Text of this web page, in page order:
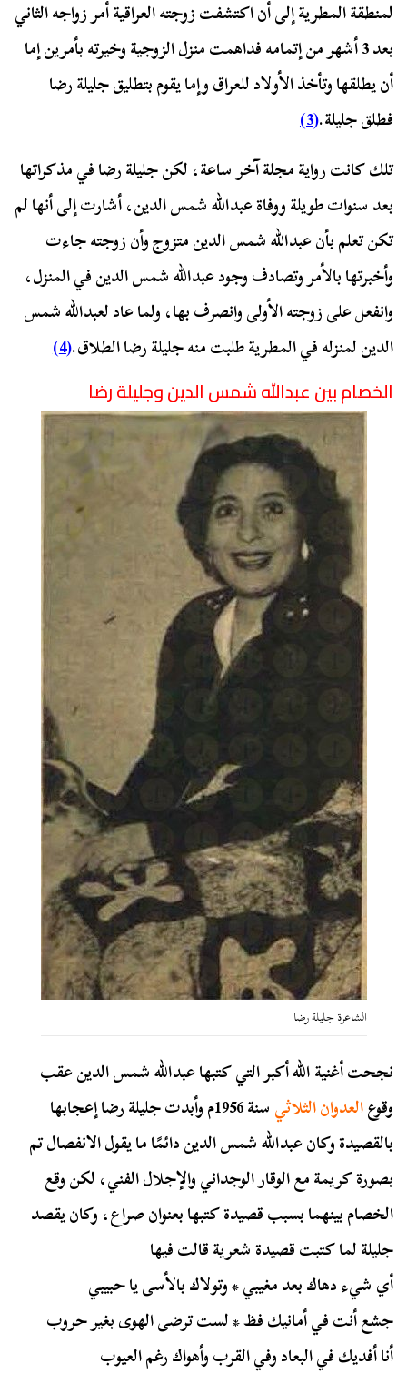
لمنطقة المطرية إلى أن اكتشفت زوجته العراقية أمر زواجه الثاني
بعد 3 أشهر من إتمامه فداهمت منزل الزوجية وخيرته بأمرين إما
أن يطلقها وتأخذ الأولاد للعراق وإما يقوم بتطليق جليلة رضا
فطلق جليلة.(3)
تلك كانت رواية مجلة آخر ساعة، لكن جليلة رضا في مذكراتها
بعد سنوات طويلة ووفاة عبدالله شمس الدين، أشارت إلى أنها لم
تكن تعلم بأن عبدالله شمس الدين متزوج وأن زوجته جاءت
وأخبرتها بالأمر وتصادف وجود عبدالله شمس الدين في المنزل،
وانفعل على زوجته الأولى وانصرف بها، ولما عاد لعبدالله شمس
الدين لمنزله في المطرية طلبت منه جليلة رضا الطلاق.(4)
الخصام بين عبدالله شمس الدين وجليلة رضا
الشاعرة جليلة رضا
نجحت أغنية الله أكبر التي كتبها عبدالله شمس الدين عقب
وقوعالعدوان الثلاثي
سنة 1956م وأبدت جليلة رضا إعجابها
بالقصيدة وكان عبدالله شمس الدين دائمًا ما يقول الانفصال تم
بصورة كريمة مع الوقار الوجداني والإجلال الفني، لكن وقع
الخصام بينهما بسبب قصيدة كتبها بعنوان صراع، وكان يقصد
جليلة لما كتبت قصيدة شعرية قالت فيها
أي شيء دهاك بعد مغيبي * وتولاك بالأسى يا حبيبي
جشع أنت في أمانيك فظ * لست ترضى الهوى بغير حروب
أنا أفديك في البعاد وفي القرب وأهواك رغم العيوب